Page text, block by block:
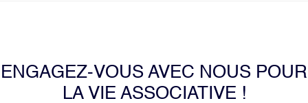
ENGAGEZ-VOUS AVEC NOUS POUR
LA VIE ASSOCIATIVE !